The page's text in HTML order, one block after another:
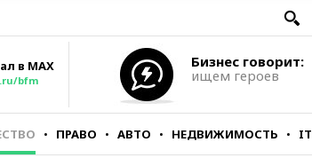
в MAX
bfm
Бизнес говорит:
ищем героев
ПРАВО АВТО НЕДВИЖИМОСТЬ IT